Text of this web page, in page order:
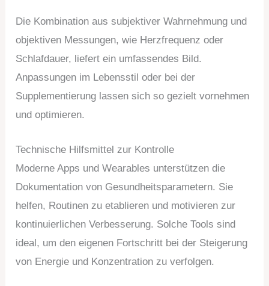
Die Kombination aus subjektiver Wahrnehmung und
objektiven Messungen, wie Herzfrequenz oder
Schlafdauer, liefert ein umfassendes Bild.
Anpassungen im Lebensstil oder bei der
Supplementierung lassen sich so gezielt vornehmen
und optimieren.
Technische Hilfsmittel zur Kontrolle
Moderne Apps und Wearables unterstützen die
Dokumentation von Gesundheitsparametern. Sie
helfen, Routinen zu etablieren und motivieren zur
kontinuierlichen Verbesserung. Solche Tools sind
ideal, um den eigenen Fortschritt bei der Steigerung
von Energie und Konzentration zu verfolgen.